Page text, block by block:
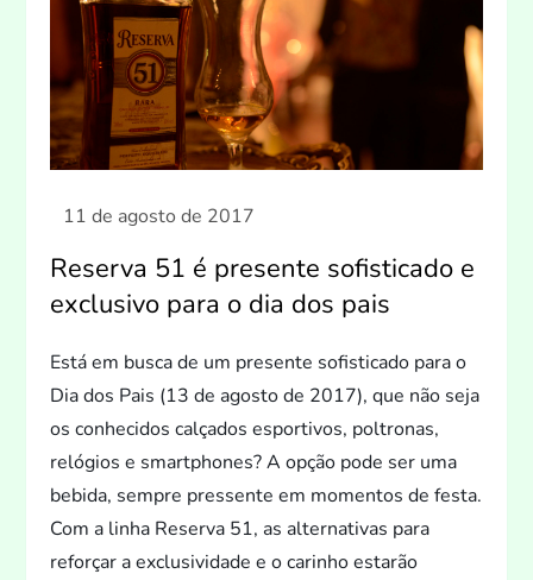
Reserva 51 é presente sofisticado e
exclusivo para o dia dos pais
Está em busca de um presente sofisticado para o
Dia dos Pais (13 de agosto de 2017), que não seja
os conhecidos calçados esportivos, poltronas,
relógios e smartphones? A opção pode ser uma
bebida, sempre pressente em momentos de festa.
Com a linha Reserva 51, as alternativas para
reforçar a exclusividade e o carinho estarão